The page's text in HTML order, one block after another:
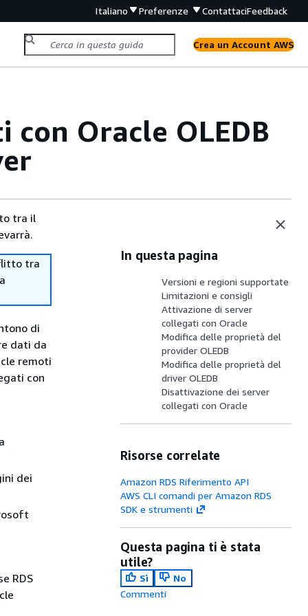
Italiano Preferenze ContattaciFeedback
Crea un Account AWS
Oracle OLEDB
tra il
tra
di
dati da
remoti
con
dei
RDS
In questa pagina
Versioni e regioni supportate
Limitazioni e consigli
Attivazione di server
collegati con Oracle
Modifica delle proprietà del
provider OLEDB
Modifica delle proprietà del
driver OLEDB
Disattivazione dei server
collegati con Oracle
Risorse correlate
Amazon RDS Riferimento API
AWS CLI comandi per Amazon RDS
SDK e strumenti
Questa pagina ti è stata
utile?
Sì
No
Commenti